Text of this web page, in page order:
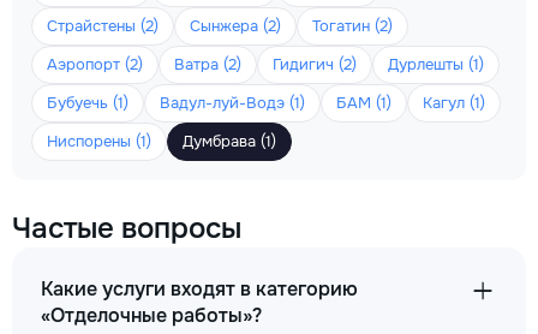
Страйстены (2)
Сынжера (2)
Тогатин (2)
Аэропорт (2)
Ватра (2) Гидигич (2)
Дурлешты (1)
Бубуечь (1)
Вадул-луй-Водэ (1) БАМ (1)
Кагул (1)
Ниспорены (1)
Думбрава (1)
Частые вопросы
Какие услуги входят в категорию
«Отделочные работы»?